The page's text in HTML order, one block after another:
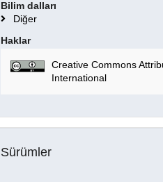
Bilim dalları
Diğer
Haklar
Creative Commons
International
Sürümler